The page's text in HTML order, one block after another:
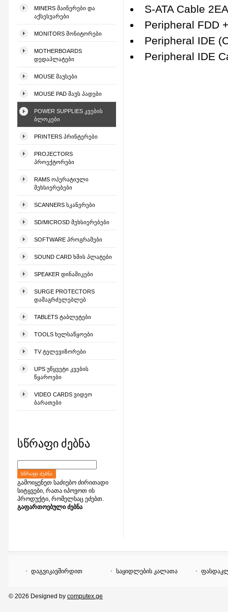
MINERS ᲛᲐᲘᲜᲔᲠᲔᲑᲘ ᲓᲐ
ᲐᲥᲡᲔᲡᲣᲐᲠᲔᲑᲘ
MONITORS ᲛᲝᲜᲘᲢᲝᲠᲔᲑᲘ
MOTHERBOARDS
ᲓᲔᲓᲐᲞᲚᲐᲢᲔᲑᲘ
MOUSE ᲛᲐᲣᲡᲔᲑᲘ
MOUSE PAD ᲛᲐᲣᲡ ᲞᲐᲓᲔᲑᲘ
POWER SUPPLIES ᲙᲕᲔᲑᲘᲡ
ᲑᲚᲝᲙᲔᲑᲘ
PRINTERS ᲞᲠᲘᲜᲢᲔᲠᲔᲑᲘ
PROJECTORS
ᲞᲠᲝᲔᲥᲢᲝᲠᲔᲑᲘ
RAMS ᲝᲞᲔᲠᲐᲢᲘᲣᲚᲘ
ᲛᲔᲮᲡᲘᲔᲠᲔᲑᲔᲑᲘ
SCANNERS ᲡᲙᲐᲜᲔᲠᲔᲑᲘ
SD/MICROSD ᲛᲔᲮᲡᲘᲔᲠᲔᲑᲔᲑᲘ
SOFTWARE ᲞᲠᲝᲒᲠᲐᲛᲔᲑᲘ
SOUND CARD ᲮᲛᲘᲡ ᲞᲚᲐᲢᲔᲑᲘ
SPEAKER ᲓᲘᲜᲐᲛᲘᲙᲔᲑᲘ
SURGE PROTECTORS
ᲓᲐᲛᲐᲒᲠᲫᲔᲚᲔᲑᲚᲔᲑ
TABLETS ᲢᲐᲑᲚᲔᲢᲔᲑᲘ
TOOLS ᲮᲔᲚᲡᲐᲬᲧᲝᲔᲑᲘ
TV ᲢᲔᲚᲔᲕᲘᲖᲝᲠᲔᲑᲘ
UPS ᲣᲬᲧᲕᲔᲢᲘ ᲙᲕᲔᲑᲘᲡ
ᲬᲧᲐᲠᲝᲔᲑᲘ
VIDEO CARDS ᲕᲘᲓᲔᲝ
ᲑᲐᲠᲐᲗᲔᲑᲘ
სწრაფი ძებნა
ᲡᲬᲠᲐᲤᲘ ᲫᲔᲑᲜᲐ
გამოიყენეთ საძიებო ძირითადი
სიტყვები, რათა იპოვოთ ის
პროდუქტი, რომელსაც ეძებთ.
გაფართოებული ძებნა
S-ATA Cable
Peripheral FDD +
Peripheral IDE
Peripheral IDE
დაგვიკავშირდით საყიდლების კალათა
© 2026 Designed by computex.ge